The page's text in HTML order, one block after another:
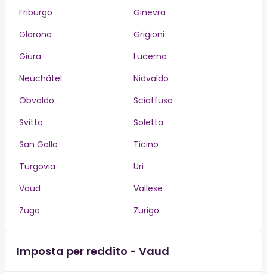
Friburgo
Ginevra
Glarona
Grigioni
Giura
Lucerna
Neuchâtel
Nidvaldo
Obvaldo
Sciaffusa
Svitto
Soletta
San Gallo
Ticino
Turgovia
Uri
Vaud
Vallese
Zugo
Zurigo
Imposta per reddito - Vaud